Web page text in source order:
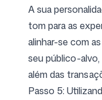
A sua
tom para as
alinhar-se com
seu público-
além das
Passo 5: